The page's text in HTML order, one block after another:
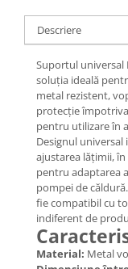
Descriere
Suportul universal
soluția ideală
metal rezistent,
protecție
pentru utilizare în
Designul
ajustarea lățimii,
pentru adaptarea
pompei de
fie compatibil cu
indiferent de
Material: Metal